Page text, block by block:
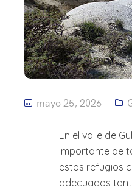
mayo 25, 2026
En el valle de
importante de
estos refugios
adecuados